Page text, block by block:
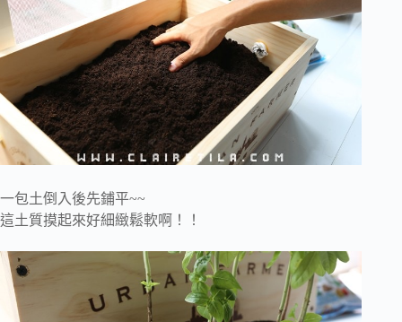
一包土倒入後先鋪平~~
這土質摸起來好細緻鬆軟啊！！